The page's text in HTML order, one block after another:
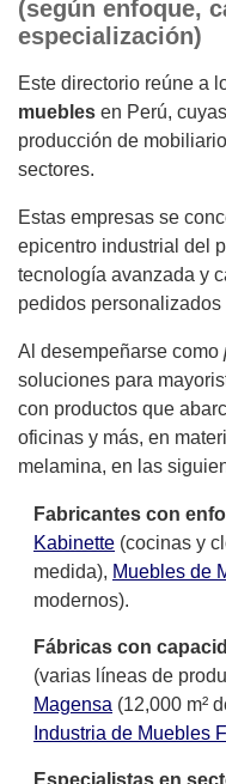
(según enfoque,
especialización)
Este directorio reúne a
muebles en Perú,
producción de
sectores.
Estas empresas se
epicentro industrial del
tecnología avanzada y
pedidos
Al desempeñarse como
soluciones para
con productos que
oficinas y más, en
melamina, en las
Fabricantes con
Kabinette (cocinas y
medida), Muebles de
modernos).
Fábricas con
(varias líneas de
Magensa (12,000 m²
Industria de Muebles
Especialistas en